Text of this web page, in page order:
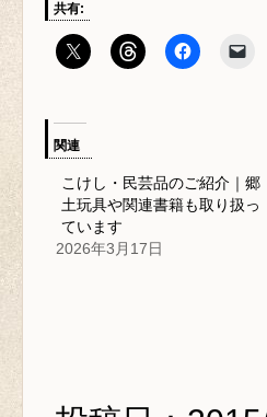
共有:
関連
こけし・民芸品のご紹介｜郷
土玩具や関連書籍も取り扱っ
ています
2026年3月17日